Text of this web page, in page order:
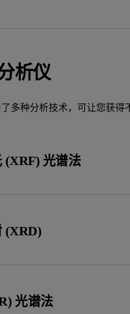
析仪
多种分析技术，可让您获得
(XRF) 光谱法
(XRD)
光谱法